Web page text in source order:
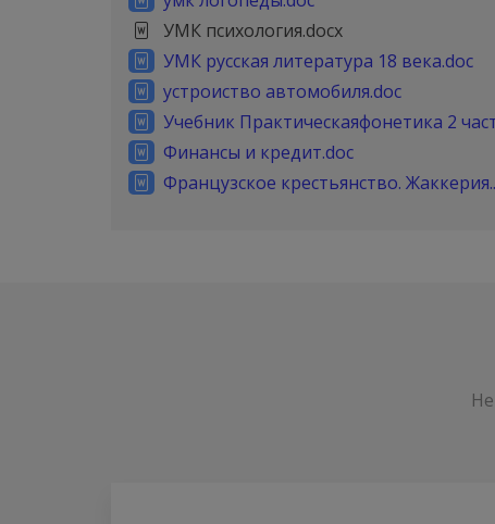
УМК психология.docx
УМК русская литература 18 века.doc
устроиство автомобиля.doc
Учебник Практическаяфонетика 2
Финансы и кредит.doc
Французское крестьянство.